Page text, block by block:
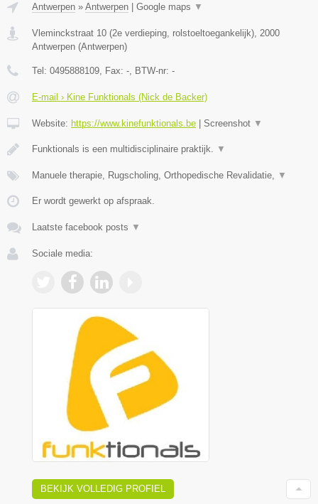
Antwerpen » Antwerpen | Google maps ▼
Vleminckstraat 10 (2e verdieping, rolstoeltoegankelijk) 2000
Antwerpen (Antwerpen)
Tel: 0495888109 , Fax: - , BTW-nr: -
E-mail › Kine Funktionals (Nick de Backer)
Website: https://www.kinefunktionals.be | Screenshot ▼
Funktionals is een multidisciplinaire praktijk. ▼
Manuele therapie, Rugscholing, Orthopedische Revalidatie, ▼
Er wordt gewerkt op afspraak.
Laatste facebook posts ▼
Sociale media:
BEKIJK VOLLEDIG PROFIEL